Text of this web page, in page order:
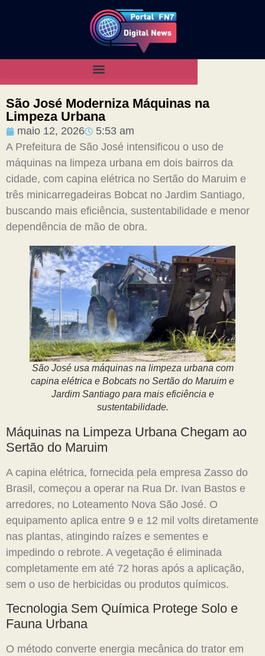
São José Moderniza Máquinas na
Limpeza Urbana
maio 12, 2026
5:53 am
A Prefeitura de São José intensificou o uso de
máquinas na limpeza urbana em dois bairros da
cidade, com capina elétrica no Sertão do Maruim e
três minicarregadeiras Bobcat no Jardim Santiago,
buscando mais eficiência, sustentabilidade e menor
dependência de mão de obra.
São José usa máquinas na limpeza urbana com
capina elétrica e Bobcats no Sertão do Maruim e
Jardim Santiago para mais eficiência e
sustentabilidade.
Máquinas na Limpeza Urbana Chegam ao
Sertão do Maruim
A capina elétrica, fornecida pela empresa Zasso do
Brasil, começou a operar na Rua Dr. Ivan Bastos e
arredores, no Loteamento Nova São José. O
equipamento aplica entre 9 e 12 mil volts diretamente
nas plantas, atingindo raízes e sementes e
impedindo o rebrote. A vegetação é eliminada
completamente em até 72 horas após a aplicação,
sem o uso de herbicidas ou produtos químicos.
Tecnologia Sem Química Protege Solo e
Fauna Urbana
O método converte energia mecânica do trator em